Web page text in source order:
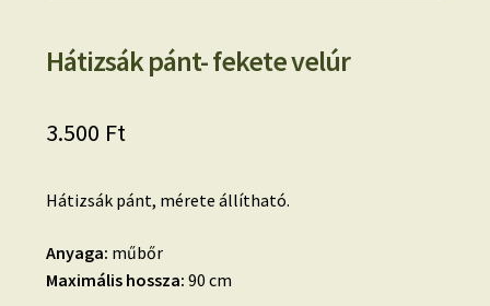
Hátizsák pánt- fekete velúr
3.500 Ft
Hátizsák pánt, mérete állítható.
Anyaga: műbőr
Maximális hossza: 90 cm